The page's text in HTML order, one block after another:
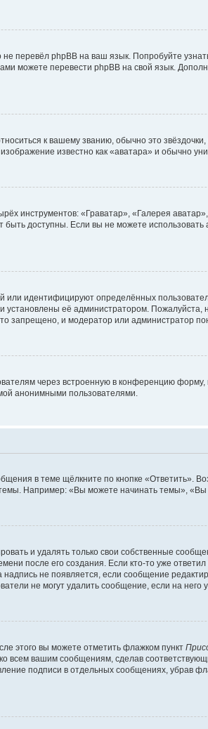
перевёл phpBB на ваш язык. Попробуйте
можете перевести phpBB на свой язык.
к вашему званию, обычно это
известно как «аватара» и обычно
инструментов: «Граватар», «Галерея
доступны. Если вы не можете
идентифицируют определённых
её администратором.
запрещено, и модератор или администратор
через встроенную в конференцию
анонимными пользователями.
в теме щёлкните по кнопке «Ответить».
Например: «Вы можете начинать темы», «Вы
и удалять только свои собственные
после его создания. Если кто-то уже
не появляется, если сообщение
не могут удалить сообщение, если на него
этого вы можете отметить флажком пункт
всем вашим сообщениям, сделав
подписи в отдельных сообщениях, убрав